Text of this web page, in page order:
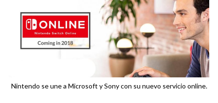
Nintendo se une a Microsoft y Sony con su nuevo servicio online.